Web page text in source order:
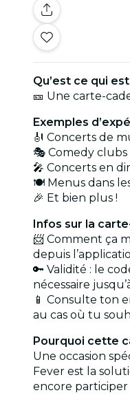
Qu’est ce qui
🎫 Une carte-
Exemples
🎻 Concerts de
🎭 Comedy
🎤 Concerts en
🍽️ Menus dans
🎉 Et bien plus !
Infos sur la
📨 Comment ça
depuis
🔑 Validité : le
nécessaire
📱 Consulte ton
au cas où tu
Pourquoi cette
Une occasion
Fever est la
encore participer